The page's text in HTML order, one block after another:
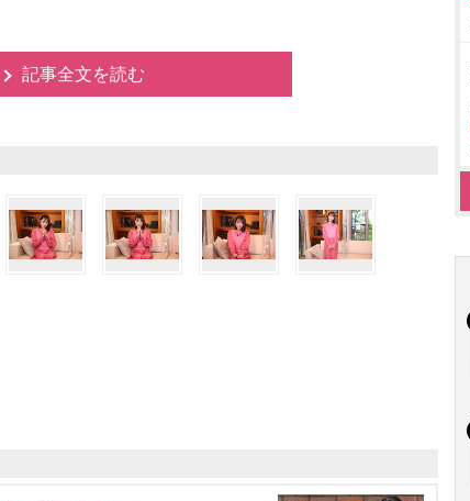
記事全文を読む